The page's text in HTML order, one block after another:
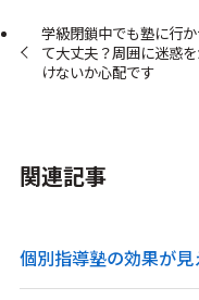
学級閉鎖中でも塾に行
て大丈夫？周囲に迷惑
けないか心配です
関連記事
個別指導塾の効果が